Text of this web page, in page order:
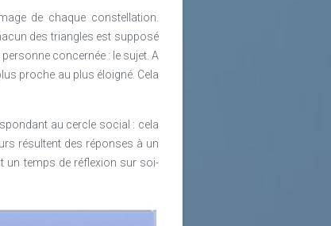
de chaque constellation.
des triangles est supposé
concernée : le sujet. A
proche au plus éloigné. Cela
au cercle social : cela
résultent des réponses à un
un temps de réflexion sur soi-